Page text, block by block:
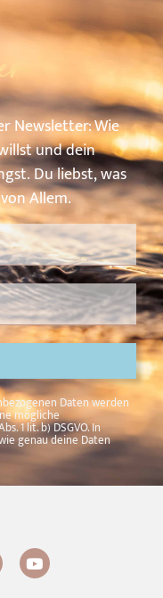
Newsletter: Wie
unddein
Duliebst,was
vonAllem.
Daten werden
mögliche
1 lit. b) DSGVO. In
genau deine Daten